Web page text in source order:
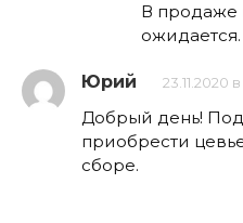
В продаже
ожидается.
Юрий 23.11.2020
Добрый день!
приобрести
сборе.